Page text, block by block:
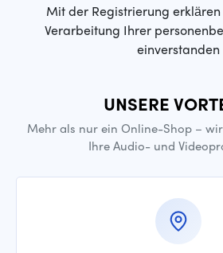
Mit der Registrierung
Verarbeitung Ihrer
einverstanden
UNSERE
Mehr als nur ein Online-Shop –
Ihre Audio- und